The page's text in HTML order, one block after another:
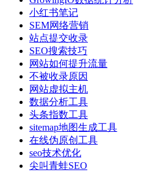
小红书笔记
SEM网络营销
站点提交收录
SEO搜索技巧
网站如何提升流量
不被收录原因
网站虚拟主机
数据分析工具
头条指数工具
sitemap地图生成工具
在线伪原创工具
seo技术优化
尖叫青蛙SEO